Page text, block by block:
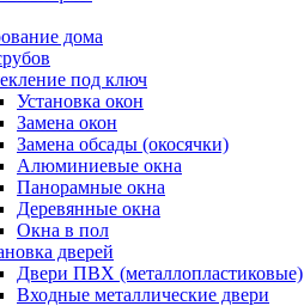
дома
под ключ
Установка окон
Замена окон
Замена обсады (окосячки)
Алюминиевые окна
Панорамные окна
Деревянные окна
Окна в пол
дверей
Двери ПВХ (металлопластиковые)
Входные металлические двери